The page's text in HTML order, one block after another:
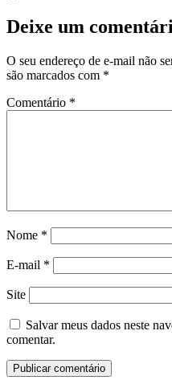
Deixe um
O seu endereço de e-mail não
são marcados com *
Comentário *
Nome *
E-mail *
Site
Salvar meus dados neste
comentar.